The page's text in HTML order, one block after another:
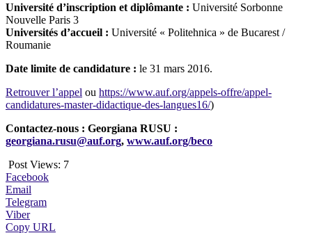
Université d’inscription et diplômante : Université Sorbonne
Nouvelle Paris 3
Universités d’accueil : Université « Politehnica » de Bucarest /
Roumanie
Date limite de candidature : le 31 mars 2016.
Retrouver l’appel ou https://www.auf.org/appels-offre/appel-
candidatures-master-didactique-des-langues16/)
Contactez-nous : Georgiana RUSU :
georgiana.rusu@auf.org, www.auf.org/beco
Post Views: 7
Facebook
Email
Telegram
Viber
Copy URL